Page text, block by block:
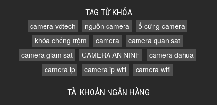
TAG TỪ KHÓA
camera vdtech nguồn camera
ổ cứng camera
khóa chống trộm
camera
camera quan sat
camera giám sát
CAMERA AN NINH
camera dahua
camera ip
camera ip wifi camera wifi
TÀI KHOẢN NGÂN HÀNG